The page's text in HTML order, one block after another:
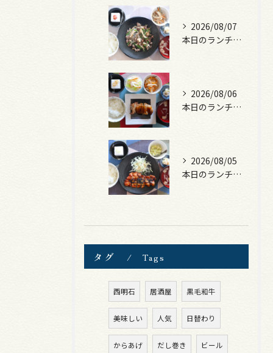
2026/08/07
本日のランチは、黒毛和牛のチャプチェ！
2026/08/06
本日のランチは、照焼きチキン！
2026/08/05
本日のランチは、ロース豚カツ梅はさみ！
タグ Tags
西明石 居酒屋 黒毛和牛
美味しい 人気 日替わり
からあげ だし巻き ビール